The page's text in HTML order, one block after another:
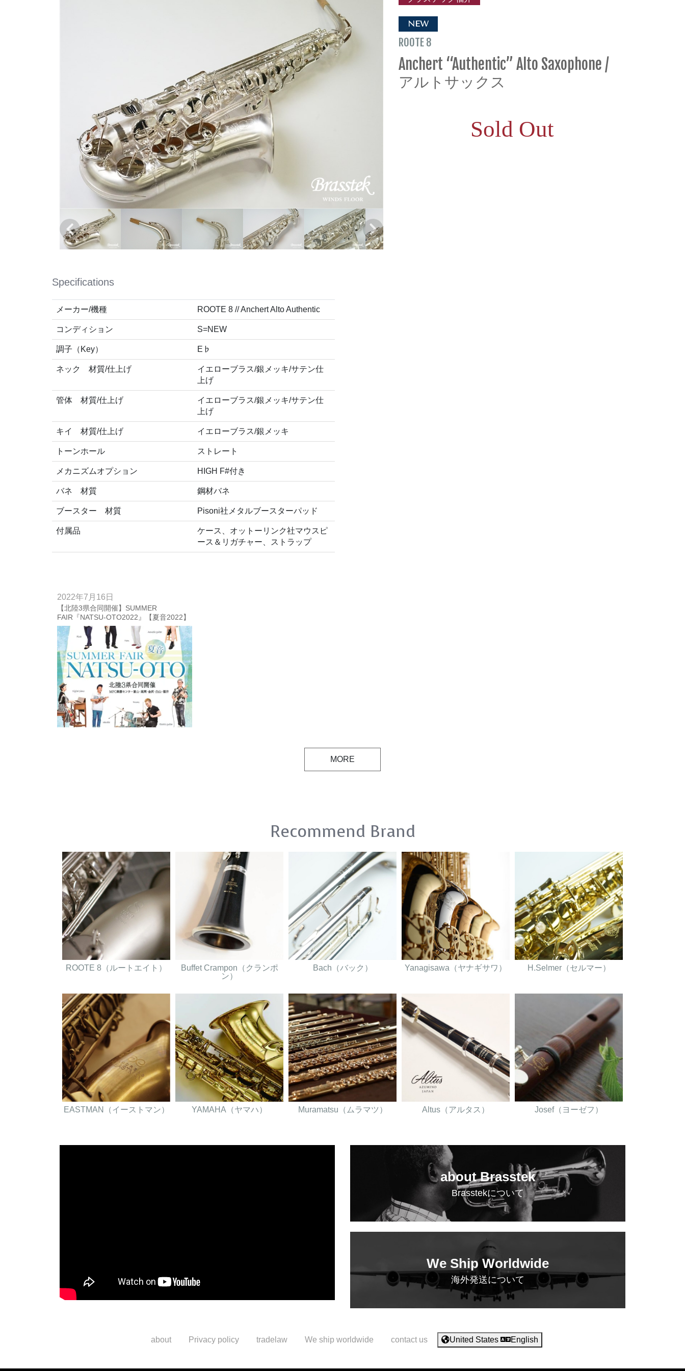
NEW
ROOTE 8
Anchert “Authentic” Alto Saxophone /
アルトサックス
Sold Out
Specifications
メーカー/機種 ROOTE 8 // Anchert Alto Authentic
コンディション S=NEW
調子（Key） E♭
ネック 材質/仕上げ
イエローブラス/銀メッキ/サテン仕
上げ
管体 材質/仕上げ
イエローブラス/銀メッキ/サテン仕
上げ
キイ 材質/仕上げ イエローブラス/銀メッキ
トーンホール ストレート
メカニズムオプション HIGH F#付き
バネ 材質 鋼材バネ
ブースター 材質 Pisoni社メタルブースターパッド
付属品
ケース、オットーリンク社マウスピ
ース＆リガチャー、ストラップ
2022年7月16日
【北陸3県合同開催】SUMMER
FAIR『NATSU-OTO2022』【夏音2022】
終了いたしました
MORE
Recommend Brand
ROOTE 8（ルートエイト）
Buffet Crampon（クランポ
ン）
Bach（バック） Yanagisawa（ヤナギサワ） H.Selmer（セルマー）
EASTMAN（イーストマン） YAMAHA（ヤマハ） Muramatsu（ムラマツ） Altus（アルタス） Josef（ヨーゼフ）
about Brasstek
Brasstekについて
We Ship Worldwide
海外発送について
about Privacy policy tradelaw We ship worldwide contact us United States English